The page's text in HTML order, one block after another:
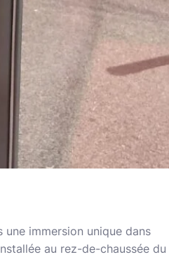
immersion unique dans
au rez-de-chaussée du